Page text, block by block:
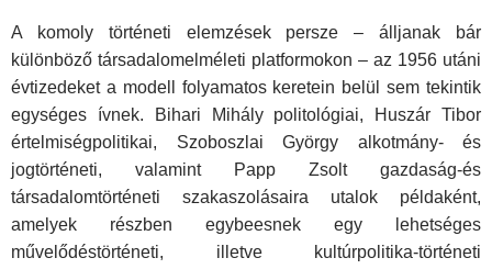
A komoly történeti elemzések persze – álljanak bár
különböző társadalomelméleti platformokon – az 1956 utáni
évtizedeket a mo­dell folyamatos keretein belül sem tekintik
egységes ívnek. Bihari Mihály politológiai, Huszár Tibor
értelmiségpolitikai, Szoboszlai György alkotmány- és
jogtörténeti, valamint Papp Zsolt gazdaság-és
társadalomtörténeti szakaszolásaira utalok példaként,
amelyek részben egybeesnek egy lehetséges
művelődéstörténeti, illetve kul­túrpolitika-történeti